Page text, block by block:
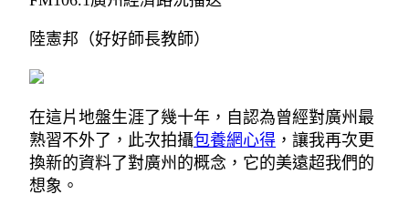
陸憲邦（好好師長教師）
在這片地盤生涯了幾十年，自認為曾經對廣州最
熟習不外了，此次拍攝包養網心得 ，讓我再次更
換新的資料了對廣州的概念，它的美遠超我們的
想象。